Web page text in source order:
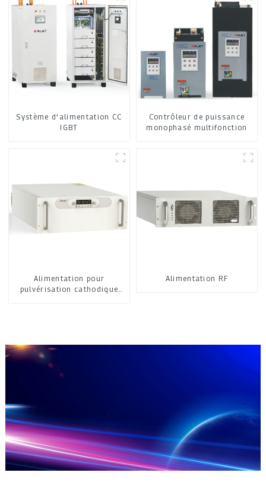
Système d'alimentation CC
IGBT
Contrôleur de puissance
monophasé multifonction
Alimentation pour
pulvérisation cathodique
Alimentation RF